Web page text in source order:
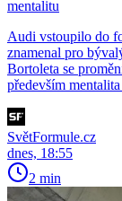
mentalitu
Audi vstoupilo do
znamenal pro
Bortoleta se
především
SvětFormule.cz
dnes, 18:55
2 min